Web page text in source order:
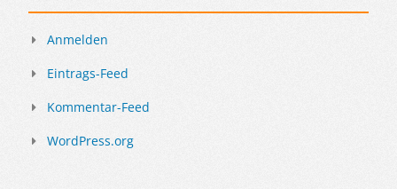
Anmelden
Eintrags-Feed
Kommentar-Feed
WordPress.org